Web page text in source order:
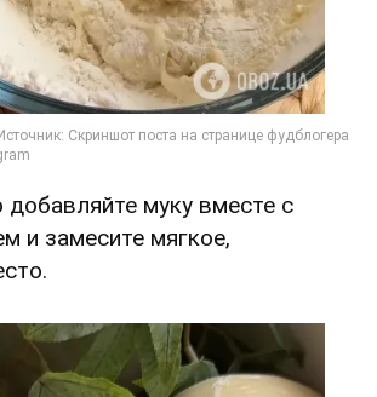
добавляйте муку вместе с
и замесите мягкое,